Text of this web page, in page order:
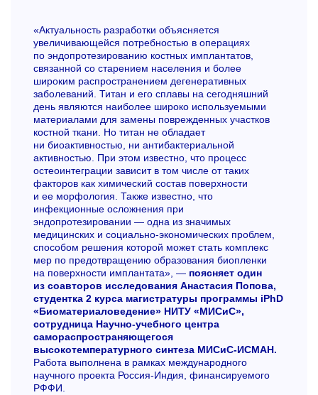
«Актуальность разработки объясняется
увеличивающейся потребностью в операциях
по эндопротезированию костных имплантатов,
связанной со старением населения и более
широким распространением дегенеративных
заболеваний. Титан и его сплавы на сегодняшний
день являются наиболее широко используемыми
материалами для замены поврежденных участков
костной ткани. Но титан не обладает
ни биоактивностью, ни антибактериальной
активностью. При этом известно, что процесс
остеоинтеграции зависит в том числе от таких
факторов как химический состав поверхности
и ее морфология. Также известно, что
инфекционные осложнения при
эндопротезировании — одна из значимых
медицинских и социально-экономических проблем,
способом решения которой может стать комплекс
мер по предотвращению образования биопленки
на поверхности имплантата», — поясняет один
из соавторов исследования Анастасия Попова,
студентка 2 курса магистратуры программы iPhD
«Биоматериаловедение» НИТУ «МИСиС»,
сотрудница Научно-учебного центра
самораспространяющегося
высокотемпературного синтеза МИСиС-ИСМАН.
Работа выполнена в рамках международного
научного проекта Россия-Индия, финансируемого
РФФИ.